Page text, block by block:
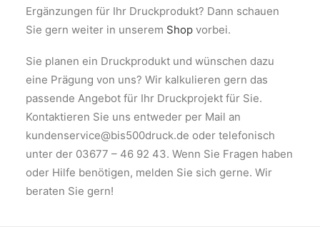
Ergänzungen für Ihr Druckprodukt? Dann schauen
Sie gern weiter in unserem Shop vorbei.
Sie planen ein Druckprodukt und wünschen dazu
eine Prägung von uns? Wir kalkulieren gern das
passende Angebot für Ihr Druckprojekt für Sie.
Kontaktieren Sie uns entweder per Mail an
kundenservice@bis500druck.de oder telefonisch
unter der 03677 – 46 92 43. Wenn Sie Fragen haben
oder Hilfe benötigen, melden Sie sich gerne. Wir
beraten Sie gern!